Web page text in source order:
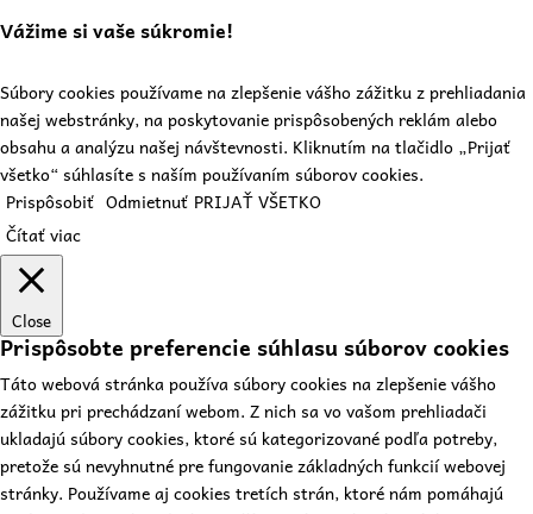
Vážime si vaše súkromie!
Súbory cookies používame na zlepšenie vášho zážitku z prehliadania
našej webstránky, na poskytovanie prispôsobených reklám alebo
obsahu a analýzu našej návštevnosti. Kliknutím na tlačidlo „Prijať
všetko“ súhlasíte s naším používaním súborov cookies.
Prispôsobiť Odmietnuť PRIJAŤ VŠETKO
Čítať viac
Close
Prispôsobte preferencie súhlasu súborov cookies
Táto webová stránka používa súbory cookies na zlepšenie vášho
zážitku pri prechádzaní webom. Z nich sa vo vašom prehliadači
ukladajú súbory cookies, ktoré sú kategorizované podľa potreby,
pretože sú nevyhnutné pre fungovanie základných funkcií webovej
stránky. Používame aj cookies tretích strán, ktoré nám pomáhajú